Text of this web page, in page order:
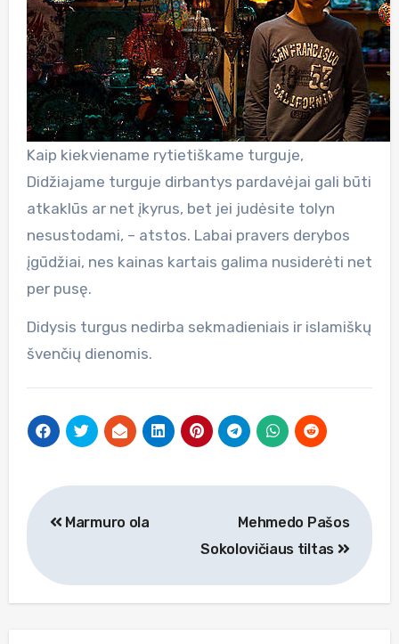
Kaip kiekviename rytietiškame turguje,
Didžiajame turguje dirbantys pardavėjai gali būti
atkaklūs ar net įkyrus, bet jei judėsite tolyn
nesustodami, – atstos. Labai pravers derybos
įgūdžiai, nes kainas kartais galima nusiderėti net
per pusę.
Didysis turgus nedirba sekmadieniais ir islamiškų
švenčių dienomis.
Navigacija
įrašų
Marmuro ola
Mehmedo Pašos
Sokolovičiaus tiltas